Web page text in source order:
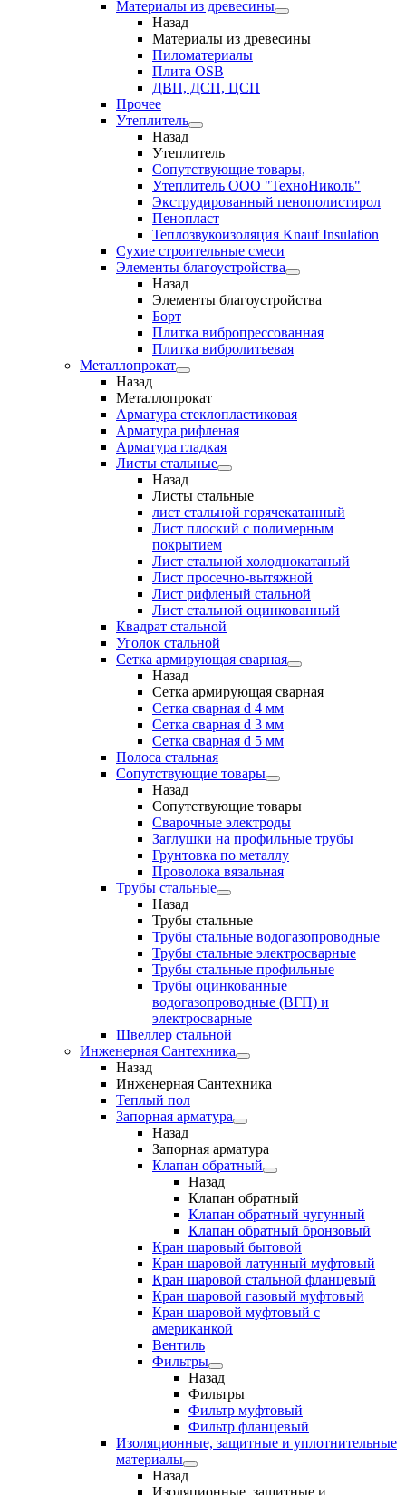
Материалы из древесины
Назад
Материалы из древесины
Пиломатериалы
Плита OSB
ДВП, ДСП, ЦСП
Прочее
Утеплитель
Назад
Утеплитель
Сопутствующие товары,
Утеплитель ООО "ТехноНиколь"
Экструдированный пенополистирол
Пенопласт
Теплозвукоизоляция Knauf Insulation
Сухие строительные смеси
Элементы благоустройства
Назад
Элементы благоустройства
Борт
Плитка вибропрессованная
Плитка вибролитьевая
Металлопрокат
Назад
Металлопрокат
Арматура стеклопластиковая
Арматура рифленая
Арматура гладкая
Листы стальные
Назад
Листы стальные
лист стальной горячекатанный
Лист плоский с полимерным
покрытием
Лист стальной холоднокатаный
Лист просечно-вытяжной
Лист рифленый стальной
Лист стальной оцинкованный
Квадрат стальной
Уголок стальной
Сетка армирующая сварная
Назад
Сетка армирующая сварная
Сетка сварная d 4 мм
Сетка сварная d 3 мм
Сетка сварная d 5 мм
Полоса стальная
Сопутствующие товары
Назад
Сопутствующие товары
Сварочные электроды
Заглушки на профильные трубы
Грунтовка по металлу
Проволока вязальная
Трубы стальные
Назад
Трубы стальные
Трубы стальные водогазопроводные
Трубы стальные электросварные
Трубы стальные профильные
Трубы оцинкованные
водогазопроводные (ВГП) и
электросварные
Швеллер стальной
Инженерная Сантехника
Назад
Инженерная Сантехника
Теплый пол
Запорная арматура
Назад
Запорная арматура
Клапан обратный
Назад
Клапан обратный
Клапан обратный чугунный
Клапан обратный бронзовый
Кран шаровый бытовой
Кран шаровой латунный муфтовый
Кран шаровой стальной фланцевый
Кран шаровой газовый муфтовый
Кран шаровой муфтовый с
американкой
Вентиль
Фильтры
Назад
Фильтры
Фильтр муфтовый
Фильтр фланцевый
Изоляционные, защитные и уплотнительные
материалы
Назад
Изоляционные, защитные и